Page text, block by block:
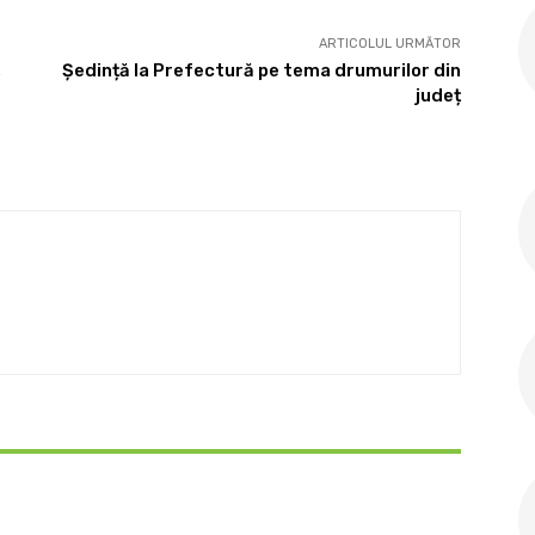
ARTICOLUL URMĂTOR
Ședință la Prefectură pe tema drumurilor din
județ